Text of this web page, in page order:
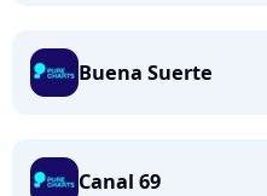
Buena Suerte
Canal 69